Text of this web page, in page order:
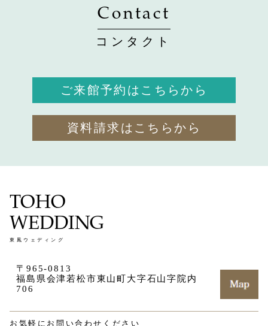
Contact
コンタクト
ご来館予約はこちらから
資料請求はこちらから
TOHO
WEDDING
東鳳ウェディング
〒965-0813
福島県会津若松市東山町大字石山字院内
706
お気軽にお問い合わせください